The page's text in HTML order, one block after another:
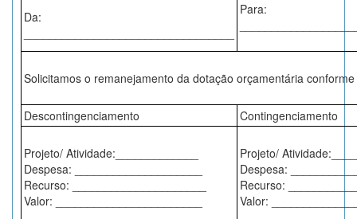
Da:
Para:
Solicitamos o remanejamento da dotação orçamentária
Descontingenciamento Contingenciamento
Projeto/ Atividade:_____________
Despesa: ____________________
Recurso: _____________________
Valor: _______________________
Projeto/
Despesa:
Recurso:
Valor: